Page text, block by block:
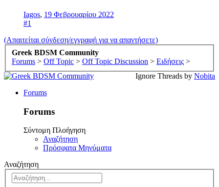
Iagos, 19 Φεβρουαρίου 2022
#1
(Απαιτείται σύνδεση/εγγραφή για να απαντήσετε)
Greek BDSM Community
Forums > Off Topic > Off Topic Discussion > Ειδήσεις >
Ignore Threads by Nobita
Forums
Forums
Σύντομη Πλοήγηση
Αναζήτηση
Πρόσφατα Μηνύματα
Αναζήτηση